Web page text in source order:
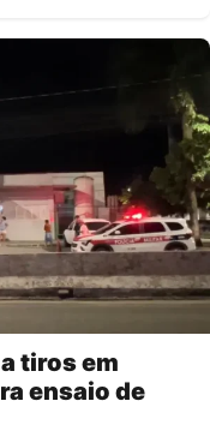
tiros em
ensaio de